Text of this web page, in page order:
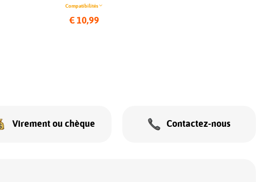
Compatibilités
€ 10,99
Virement ou chèque Contactez-nous